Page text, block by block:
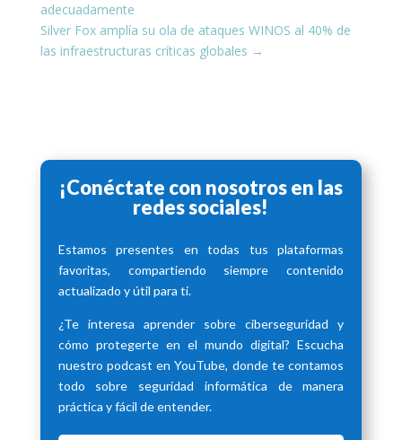
adecuadamente
Silver Fox amplía su ola de ataques WINOS al 40% de
las infraestructuras críticas globales →
¡Conéctate con nosotros en las
redes sociales!
Estamos presentes en todas tus plataformas
favoritas, compartiendo siempre contenido
actualizado y útil para ti.
¿Te interesa aprender sobre ciberseguridad y
cómo protegerte en el mundo digital? Escucha
nuestro podcast en YouTube, donde te contamos
todo sobre seguridad informática de manera
práctica y fácil de entender.